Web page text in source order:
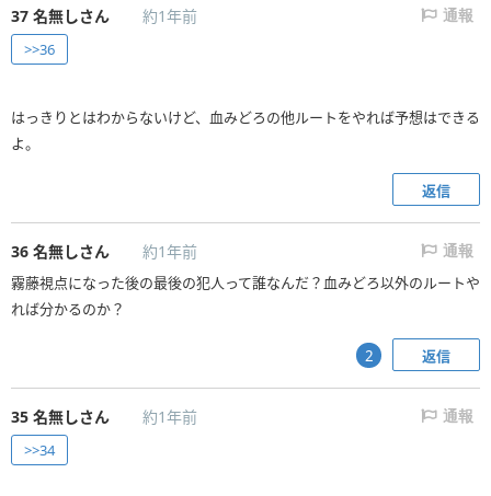
37 名無しさん 約1年前 通報
>>36
はっきりとはわからないけど、血みどろの他ルートをやれば予想はできる
よ。
返信
36 名無しさん 約1年前 通報
霧藤視点になった後の最後の犯人って誰なんだ？血みどろ以外のルートや
れば分かるのか？
返信
2
35 名無しさん 約1年前 通報
>>34